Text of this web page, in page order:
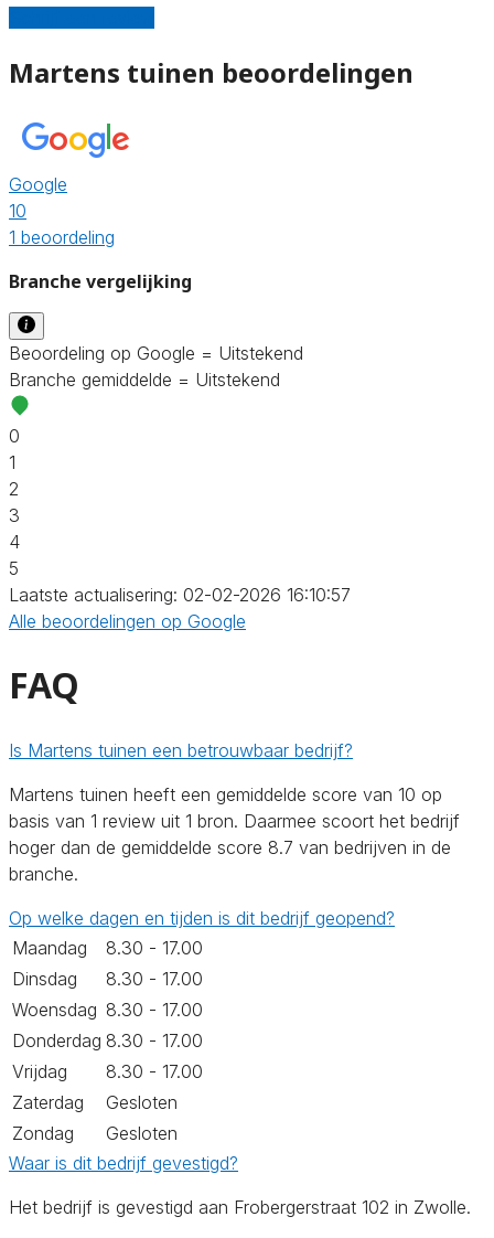
Martens tuinen beoordelingen
Google
10
1 beoordeling
Branche vergelijking
Beoordeling op Google = Uitstekend
Branche gemiddelde = Uitstekend
0
1
2
3
4
5
Laatste actualisering: 02-02-2026 16:10:57
Alle beoordelingen op Google
FAQ
Is Martens tuinen een betrouwbaar bedrijf?
Martens tuinen heeft een gemiddelde score van 10 op
basis van 1 review uit 1 bron. Daarmee scoort het bedrijf
hoger dan de gemiddelde score 8.7 van bedrijven in de
branche.
Op welke dagen en tijden is dit bedrijf geopend?
Maandag
8.30 - 17.00
Dinsdag
8.30 - 17.00
Woensdag 8.30 - 17.00
Donderdag 8.30 - 17.00
Vrijdag
8.30 - 17.00
Zaterdag
Gesloten
Zondag
Gesloten
Waar is dit bedrijf gevestigd?
Het bedrijf is gevestigd aan Frobergerstraat 102 in Zwolle.